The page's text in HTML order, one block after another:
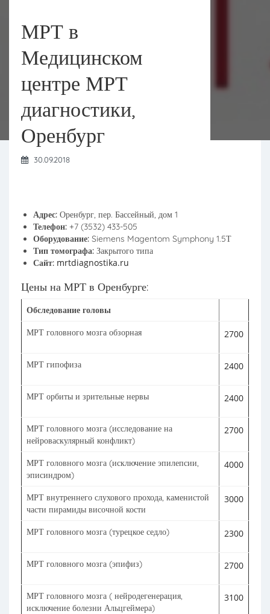
МРТ в
Медицинском
центре МРТ
диагностики,
Оренбург
30.09.2018
Адрес: Оренбург, пер. Бассейный, дом 1
Телефон: +7 (3532) 433-505
Оборудование: Siemens Magentom Symphony 1.5Т
Тип томографа: Закрытого типа
Сайт: mrtdiagnostika.ru
Цены на МРТ в Оренбурге:
Обследование головы
МРТ головного мозга обзорная 2700
МРТ гипофиза 2400
МРТ орбиты и зрительные нервы 2400
МРТ головного мозга (исследование на
нейроваскулярный конфликт)
2700
МРТ головного мозга (исключение эпилепсии,
эписиндром)
4000
МРТ внутреннего слухового прохода, каменистой
части пирамиды височной кости
3000
МРТ головного мозга (турецкое седло) 2300
МРТ головного мозга (эпифиз) 2700
МРТ головного мозга ( нейродегенерация,
исключение болезни Альцгеймера)
3100